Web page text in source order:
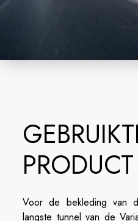
PRODUCT
Voor de bekleding van
langste tunnel van de